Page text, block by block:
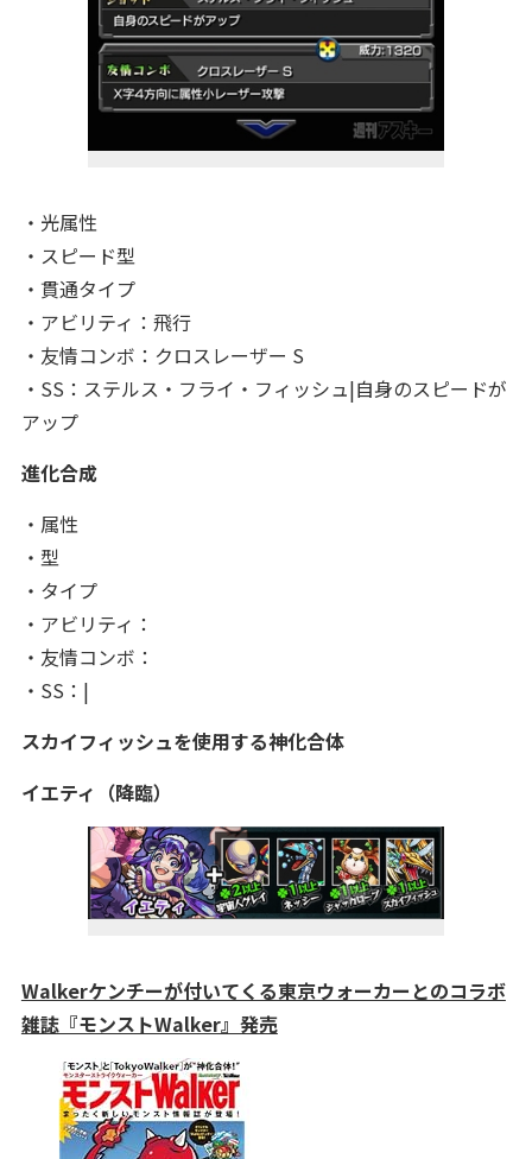
・光属性
・スピード型
・貫通タイプ
・アビリティ：飛行
・友情コンボ：クロスレーザー S
・SS：ステルス・フライ・フィッシュ|自身のスピードが
アップ
進化合成
・属性
・型
・タイプ
・アビリティ：
・友情コンボ：
・SS：|
スカイフィッシュを使用する神化合体
イエティ（降臨）
Walkerケンチーが付いてくる東京ウォーカーとのコラボ
雑誌『モンストWalker』発売